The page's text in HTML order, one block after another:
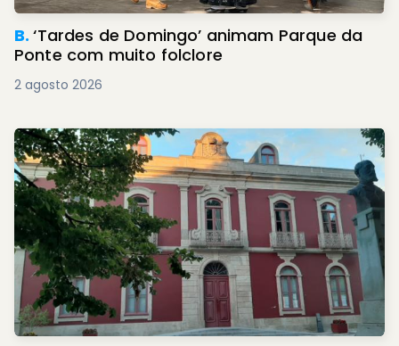
B.‘Tardes de Domingo’ animam Parque da
Ponte com muito folclore
2 agosto 2026